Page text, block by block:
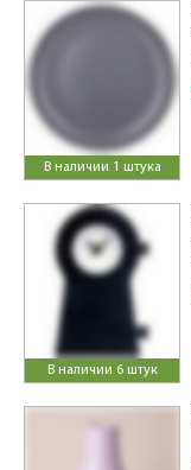
В наличии 1 штука
В наличии 6 штук